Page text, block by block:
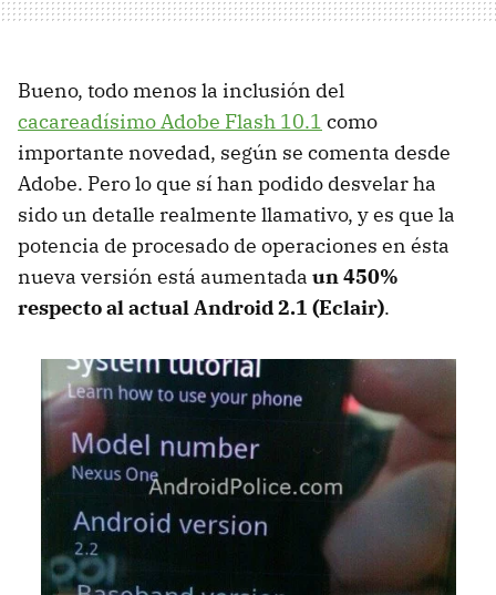
Bueno, todo menos la inclusión del
cacareadísimo Adobe Flash 10.1 como
importante novedad, según se comenta desde
Adobe. Pero lo que sí han podido desvelar ha
sido un detalle realmente llamativo, y es que la
potencia de procesado de operaciones en ésta
nueva versión está aumentada un 450%
respecto al actual Android 2.1 (Eclair).